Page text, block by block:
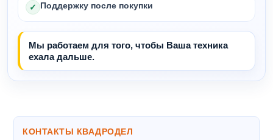
✓ Поддержку после покупки
Мы работаем для того, чтобы Ваша техника
ехала дальше.
КОНТАКТЫ КВАДРОДЕЛ